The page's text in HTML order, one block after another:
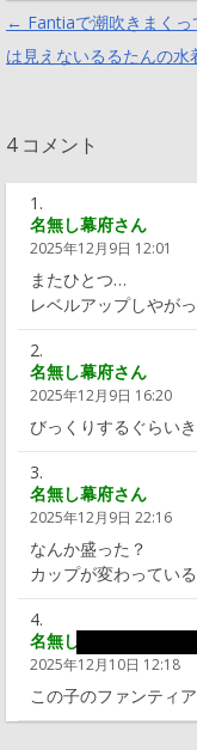
Post navigation
← Fantiaで潮吹きまくっ
は見えないるるたんの水
4 コメント
名無し幕府さん
2025年12月9日 12:01
またひとつ…
レベルアップしやが
名無し幕府さん
2025年12月9日 16:20
びっくりするぐらい
名無し幕府さん
2025年12月9日 22:16
なんか盛った？
カップが変わってい
名無し幕府さん
2025年12月10日 12:18
この子のファンティ